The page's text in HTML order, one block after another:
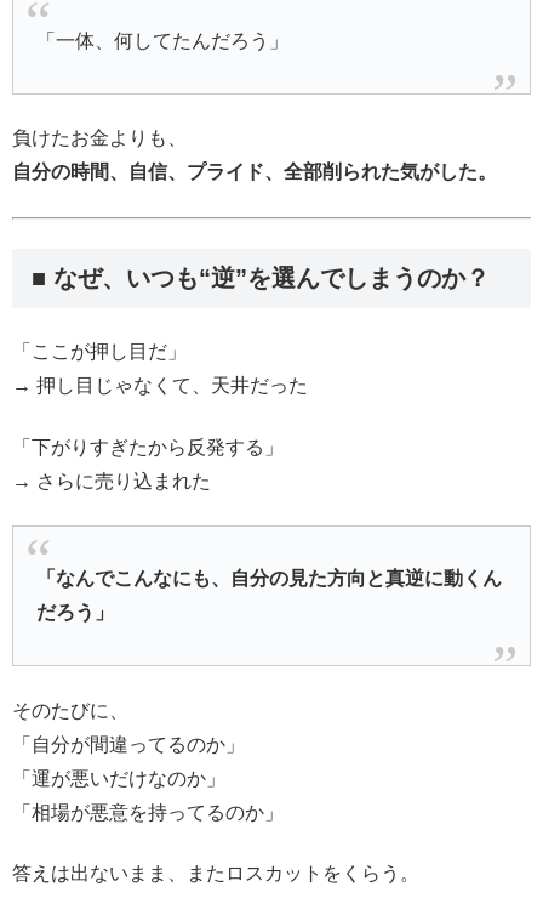
「一体、何してたんだろう」
負けたお金よりも、
自分の時間、自信、プライド、全部削られた気がした。
■ なぜ、いつも“逆”を選んでしまうのか？
「ここが押し目だ」
→ 押し目じゃなくて、天井だった
「下がりすぎたから反発する」
→ さらに売り込まれた
「なんでこんなにも、自分の見た方向と真逆に動くん
だろう」
そのたびに、
「自分が間違ってるのか」
「運が悪いだけなのか」
「相場が悪意を持ってるのか」
答えは出ないまま、またロスカットをくらう。